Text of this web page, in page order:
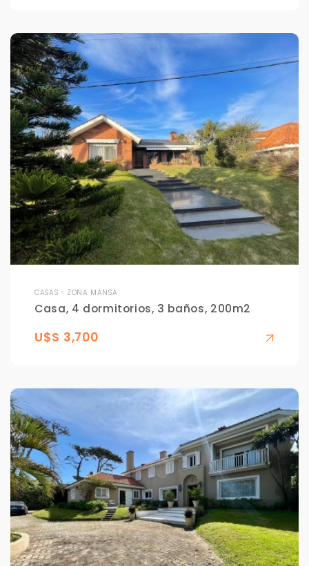
CASAS - ZONA MANSA
Casa, 4 dormitorios, 3 baños, 200m2
U$S 3,700